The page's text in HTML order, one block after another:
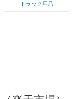
トラック用品